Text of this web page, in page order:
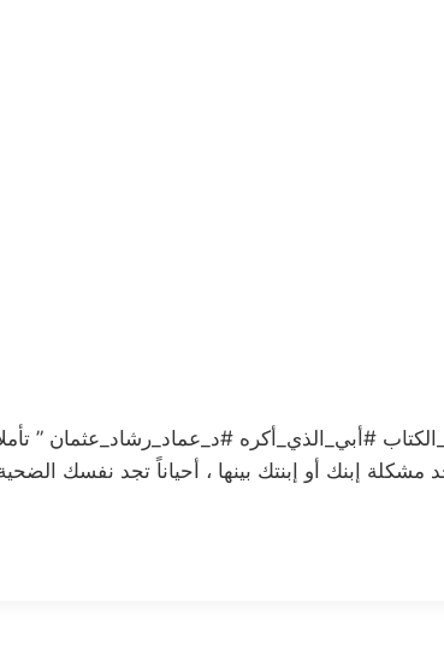
#أبي_الذي_أكره #د_عماد_رشاد_عثمان ”
مشكلة إبنك أو إبنتك بينها ، أحياناً تجد نفسك